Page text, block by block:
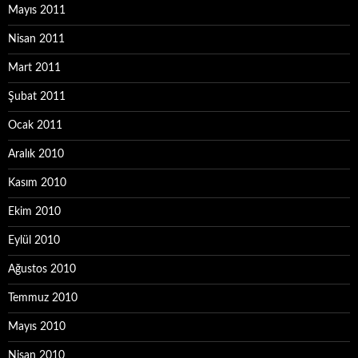
Mayıs 2011
Nisan 2011
Mart 2011
Şubat 2011
Ocak 2011
Aralık 2010
Kasım 2010
Ekim 2010
Eylül 2010
Ağustos 2010
Temmuz 2010
Mayıs 2010
Nisan 2010